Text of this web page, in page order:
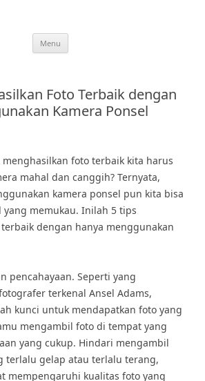
Menu
Foto Terbaik dengan
Kamera Ponsel
foto terbaik kita harus
mahal dan canggih? Ternyata,
kamera ponsel pun kita bisa
yang memukau. Inilah 5 tips
dengan hanya menggunakan
pencahayaan. Seperti yang
terkenal Ansel Adams,
kunci untuk mendapatkan foto yang
mengambil foto di tempat yang
yang cukup. Hindari mengambil
terlalu gelap atau terlalu terang,
mempengaruhi kualitas foto yang